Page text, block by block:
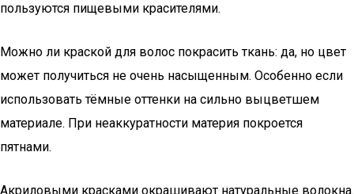
пользуются пищевыми красителями.
Можно ли краской для волос покрасить ткань: да, но цвет
может получиться не очень насыщенным. Особенно если
использовать тёмные оттенки на сильно выцветшем
материале. При неаккуратности материя покроется
пятнами.
Акриловыми красками окрашивают натуральные волокна.